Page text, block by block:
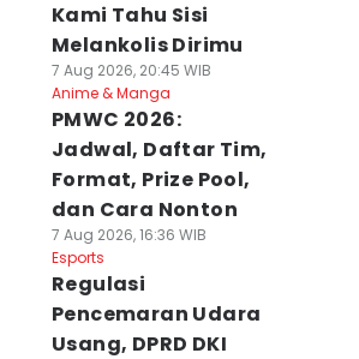
Kami Tahu Sisi
Melankolis Dirimu
7 Aug 2026, 20:45 WIB
Anime & Manga
PMWC 2026:
Jadwal, Daftar Tim,
Format, Prize Pool,
dan Cara Nonton
7 Aug 2026, 16:36 WIB
Esports
Regulasi
Pencemaran Udara
Usang, DPRD DKI